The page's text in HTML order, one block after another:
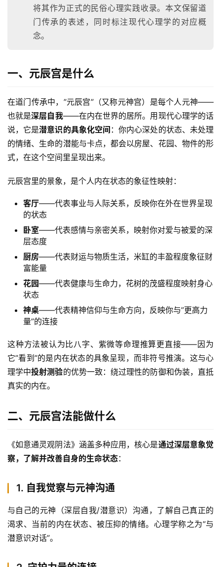
将其作为正式的民俗心理实践收录。本文保留道
门传承的表述，同时标注现代心理学的对应概
念。
一、元辰宫是什么
在道门传承中，”元辰宫”（又称元神宫）是每个人元神——
也就是深层自我——在内在世界的居所。用现代心理学的话
说，它是潜意识的具象化空间 ：你内心深处的状态、未处理
的情绪、生命的潜能与卡点，都会以房屋、花园、物件的形
式，在这个空间里呈现出来。
元辰宫里的景象，是个人内在状态的象征性映射：
客厅——代表事业与人际关系，反映你在外在世界呈现
的状态
卧室——代表感情与亲密关系，映射你对爱与被爱的深
层态度
厨房——代表财运与物质生活，米缸的丰盈程度象征财
富能量
花园——代表健康与生命力，花树的茂盛程度映射身心
状态
神桌——代表精神信仰与生命方向，反映你与”更高力
量”的连接
这种方法被认为比八字、紫微等命理推算更直接——因为
它”看到”的是内在状态的具象呈现，而非符号推演。这与心
理学中投射测验的优势一致：绕过理性的防御和伪装，直抵
真实的内在。
二、元辰宫法能做什么
《如意通灵观阴法》涵盖多种应用，核心是通过深层意象觉
察，了解并改善自身的生命状态：
1. 自我觉察与元神沟通
与自己的元神（深层自我/潜意识）沟通，了解自己真正的
渴求、当前的内在状态、被压抑的情绪。心理学称之为”与
潜意识对话”。